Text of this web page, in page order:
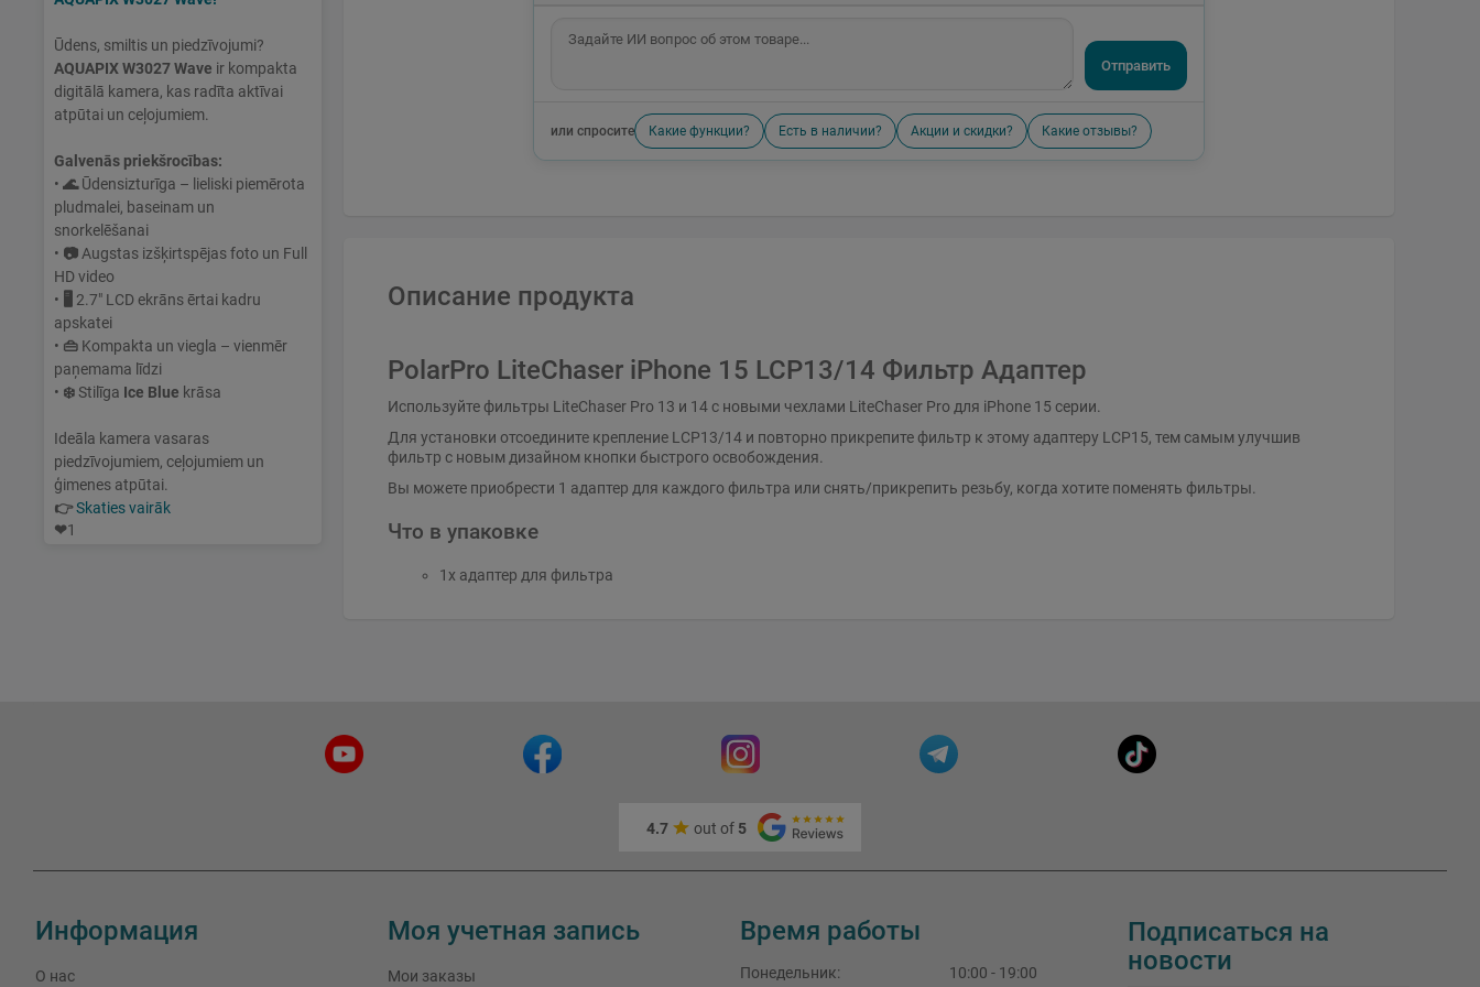
Ūdens, smiltis un piedzīvojumi?
AQUAPIX W3027 Wave ir kompakta
digitālā kamera, kas radīta aktīvai
atpūtai un ceļojumiem.
Galvenās priekšrocības:
• 🌊Ūdensizturīga – lieliski piemērota
pludmalei, baseinam un
snorkelēšanai
• 📷 Augstas izšķirtspējas foto un Full
HD video
• 🖥 2.7" LCD ekrāns ērtai kadru
apskatei
• 👜 Kompakta un viegla – vienmēr
paņemama līdzi
• ❄️Stilīga Ice Blue krāsa
Ideāla kamera vasaras
piedzīvojumiem, ceļojumiem un
ģimenes atpūtai.
👉Skaties vairāk
❤1
Отправить
или спросите Какие функции? Есть в наличии? Акции и скидки? Какие отзывы?
Описание продукта
PolarPro LiteChaser iPhone 15 LCP13/14 Фильтр Адаптер
Используйте фильтры LiteChaser Pro 13 и 14 с новыми чехлами LiteChaser Pro для iPhone 15 серии.
Для установки отсоедините крепление LCP13/14 и повторно прикрепите фильтр к этому адаптеру LCP15, тем самым улучшив
фильтр с новым дизайном кнопки быстрого освобождения.
Вы можете приобрести 1 адаптер для каждого фильтра или снять/прикрепить резьбу, когда хотите поменять фильтры.
Что в упаковке
1x адаптер для фильтра
4.7 out of 5
Информация
О нас
Моя учетная запись
Мои заказы
Время работы
Понедельник: 10:00 - 19:00
Подписаться на
новости